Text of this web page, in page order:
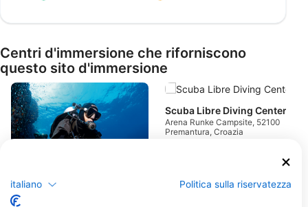
Centri d'immersione che riforniscono
questo sito d'immersione
Orca Diving Centre
Verudela 17, 52100 Pula, Croazia
Scuba Libre Diving Center
Arena Runke Campsite, 52100
Premantura, Croazia
italiano Politica sulla riservatezza